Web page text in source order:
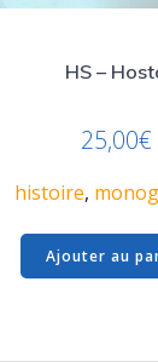
HS –
25,00€
histoire,
Ajouter au